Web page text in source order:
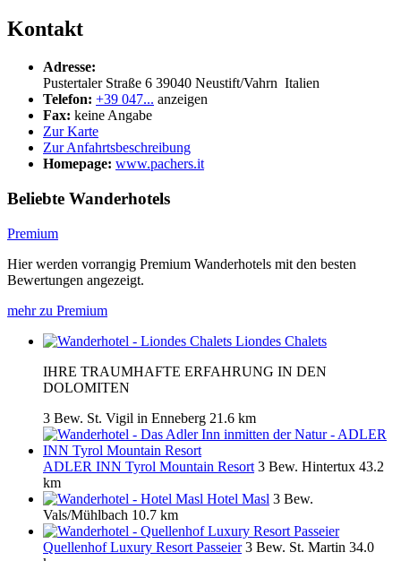
Kontakt
Adresse:
Pustertaler Straße 6 39040 Neustift/Vahrn Italien
Telefon: +39 047... anzeigen
Fax: keine Angabe
Zur Karte
Zur Anfahrtsbeschreibung
Homepage: www.pachers.it
Beliebte Wanderhotels
Premium
Hier werden vorrangig Premium Wanderhotels mit den besten
Bewertungen angezeigt.
mehr zu Premium
Liondes Chalets
IHRE TRAUMHAFTE ERFAHRUNG IN DEN
DOLOMITEN
3 Bew. St. Vigil in Enneberg 21.6 km
ADLER INN Tyrol Mountain Resort 3 Bew. Hintertux 43.2
km
Hotel Masl 3 Bew.
Vals/Mühlbach 10.7 km
Quellenhof Luxury Resort Passeier 3 Bew. St. Martin 34.0